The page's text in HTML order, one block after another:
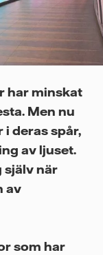
har minskat
Men nu
deras spår,
av ljuset.
själv när
av
som har